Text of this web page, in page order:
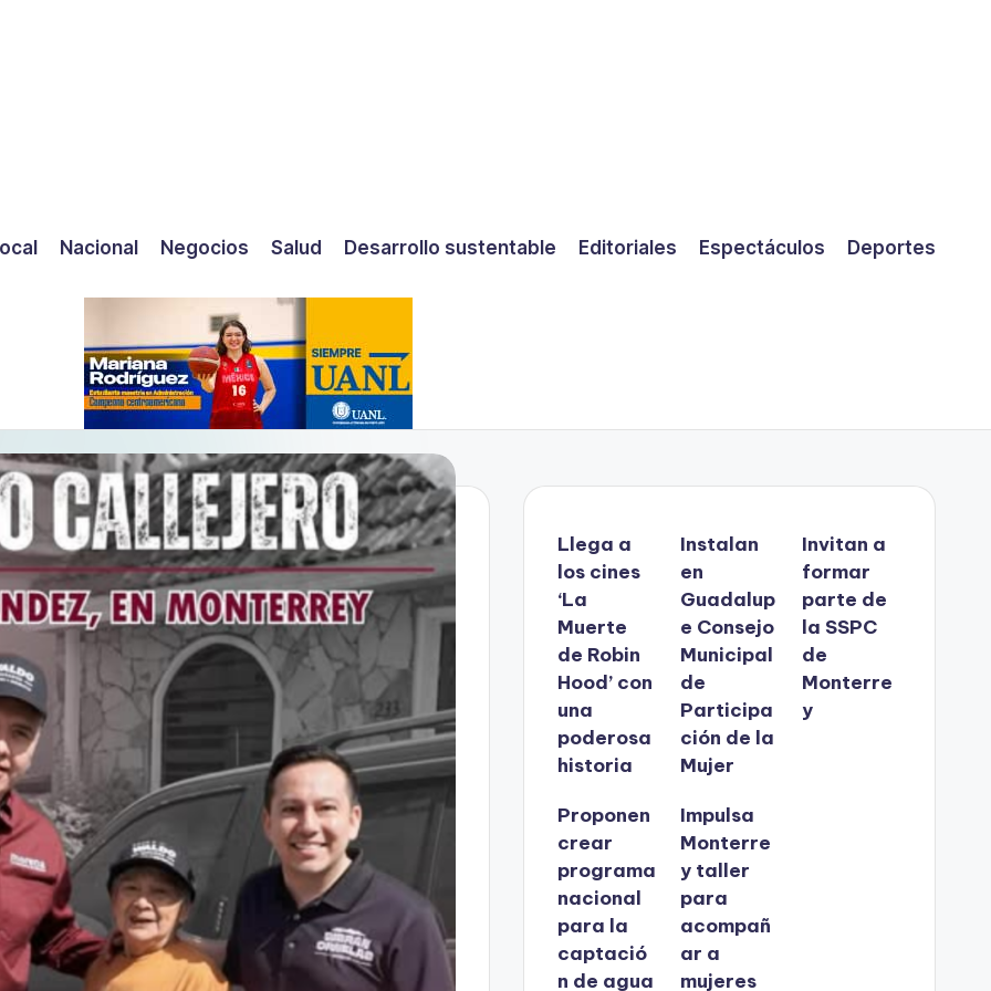
Nacional Negocios Salud Desarrollo sustentable Editoriales Espectáculos Deportes
Llega a
los cines
‘La
Muerte
de Robin
Hood’ con
una
poderosa
historia
Instalan
en
Guadalup
e Consejo
Municipal
de
Participa
ción de la
Mujer
Invitan a
formar
parte de
la SSPC
de
Monterre
y
Proponen
crear
programa
nacional
para la
captació
n de agua
Impulsa
Monterre
y taller
para
acompañ
ar a
mujeres